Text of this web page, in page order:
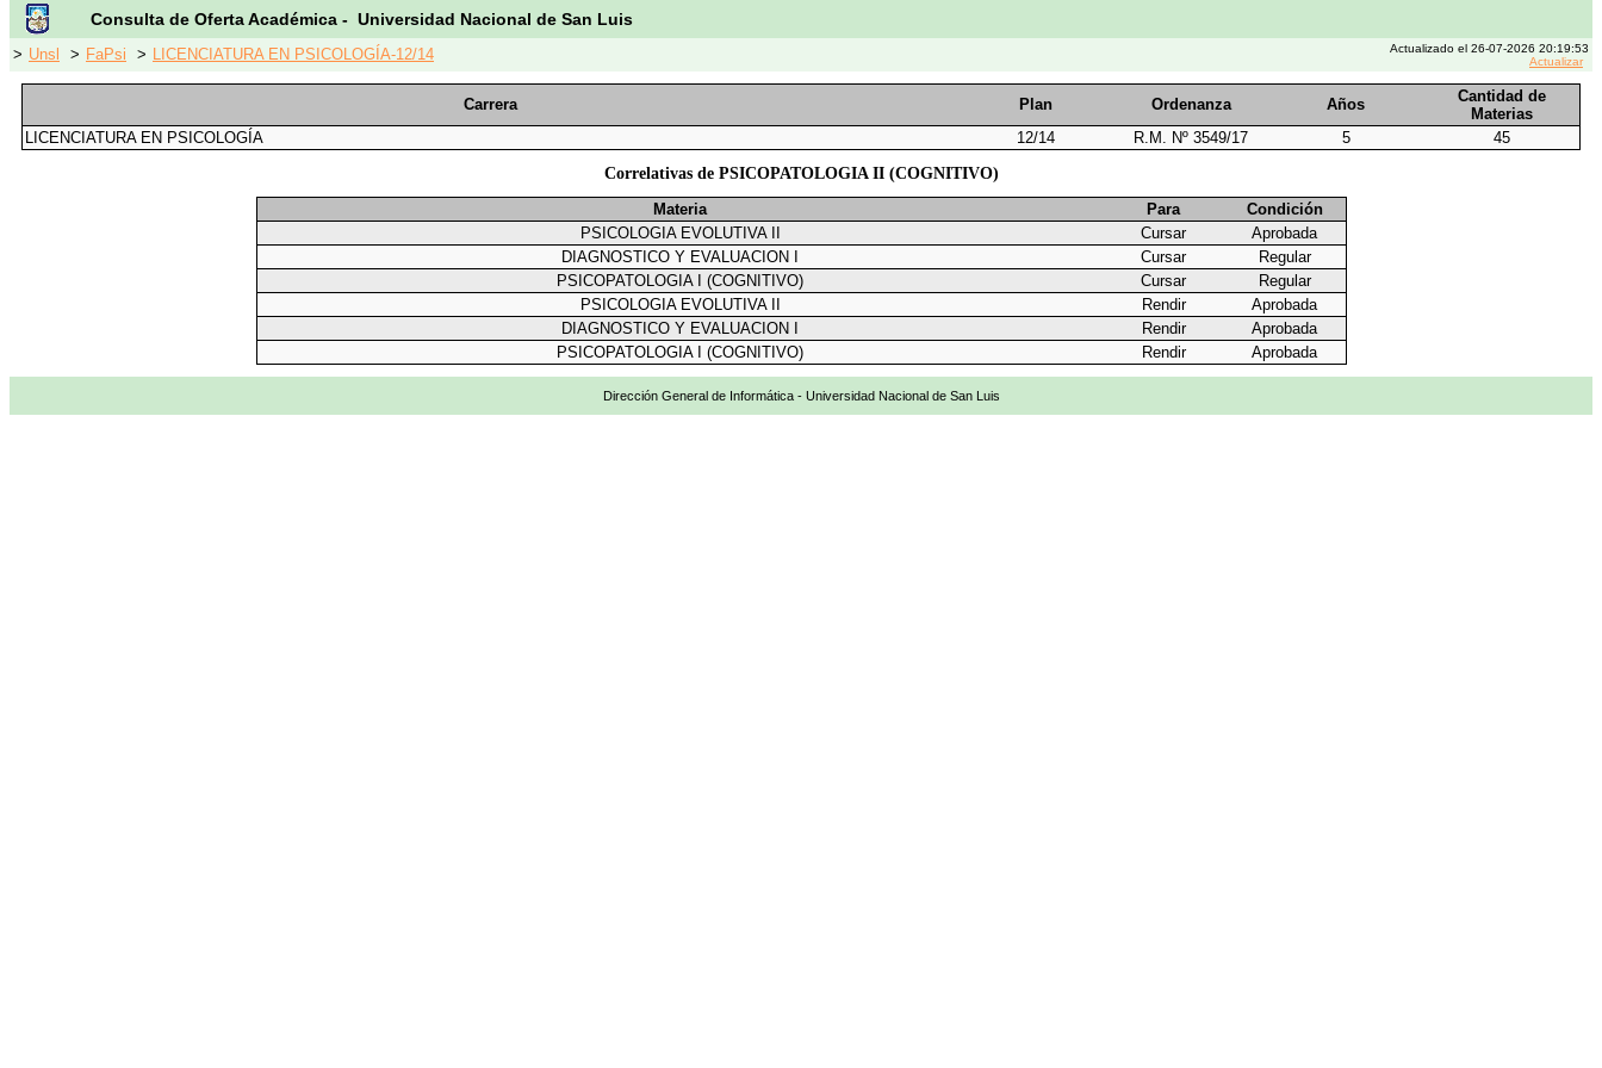
Consulta de Oferta Académica - Universidad Nacional de San Luis
> Unsl > FaPsi > LICENCIATURA EN PSICOLOGÍA-12/14
Actualizado el 26-07-2026 20:19:53
Actualizar
Carrera Plan Ordenanza Años
Cantidad de
Materias
LICENCIATURA EN PSICOLOGÍA
12/14 R.M. Nº 3549/17 5
45
Correlativas de PSICOPATOLOGIA II (COGNITIVO)
Materia Para
Condición
PSICOLOGIA EVOLUTIVA II
Cursar
Aprobada
DIAGNOSTICO Y EVALUACION I
Cursar
Regular
PSICOPATOLOGIA I (COGNITIVO)
Cursar
Regular
PSICOLOGIA EVOLUTIVA II
Rendir
Aprobada
DIAGNOSTICO Y EVALUACION I
Rendir
Aprobada
PSICOPATOLOGIA I (COGNITIVO)
Rendir Aprobada
Dirección General de Informática - Universidad Nacional de San Luis